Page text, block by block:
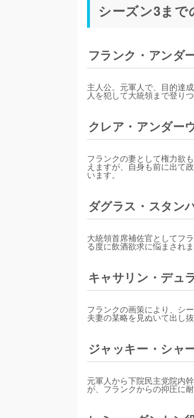
シーズン3ま
フランク・アンダ
主人公。元軍人で、目的達
人を犯して大統領まで登り
クレア・アンダー
フランクの妻として権力欲
えますが、自身も前に出て
います。
ダグラス・スタン
大統領首席補佐官としてフ
る度に飲酒欲求に悩まされ
キャサリン・デュ
フランクの画策により、シ
夫妻の某略を見ぬいて出し
ジャッキー・シャ
元軍人から下院民主党院内
が、フランクからの抑圧に